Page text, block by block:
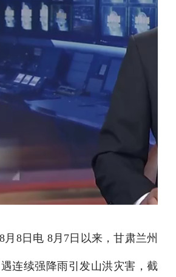
月8日电 8月7日以来，甘肃兰州
连续强降雨引发山洪灾害，截